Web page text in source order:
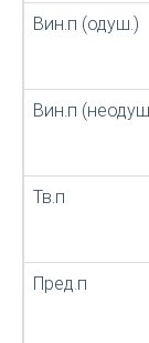
Вин.п (одуш.)
Вин.п
Тв.п
Пред.п